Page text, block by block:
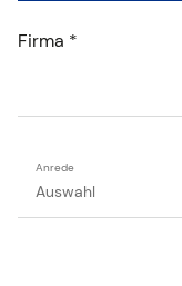
Firma *
Anrede
Anrede
Auswahl